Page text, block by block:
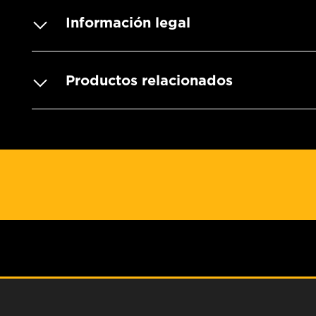
Información legal
Productos relacionados